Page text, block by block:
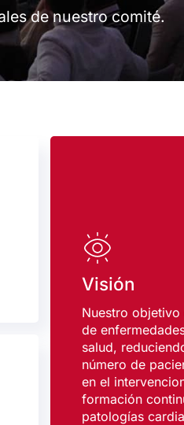
de nuestro comité.
Visión
Nuestro
de
salud,
número de
en el
formación
patologías